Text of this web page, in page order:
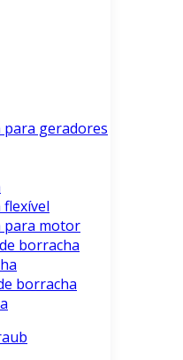
geradores
para motor
borracha
borracha